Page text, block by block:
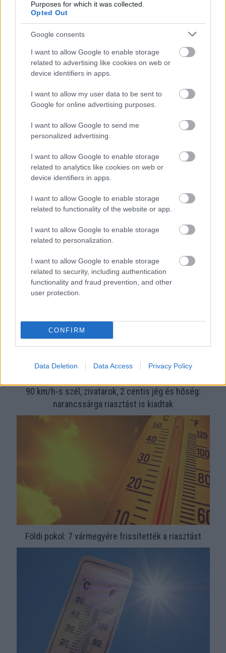
Purposes for which it was collected.
Opted Out
Google consents
I want to allow Google to enable storage
related to advertising like cookies on web or
device identifiers in apps.
I want to allow my user data to be sent to
Google for online advertising purposes.
I want to allow Google to send me
personalized advertising.
I want to allow Google to enable storage
related to analytics like cookies on web or
device identifiers in apps.
I want to allow Google to enable storage
related to functionality of the website or app.
I want to allow Google to enable storage
related to personalization.
I want to allow Google to enable storage
related to security, including authentication
functionality and fraud prevention, and other
user protection.
CONFIRM
Data Deletion Data Access Privacy Policy
Tilos így használni a klímát 35 fok felett: óriási hibát
követsz el, ha mégis így teszel
Zivatarok és meleg: 4 vármegyére adtak ki riasztást
90 km/h-s szél, zivatarok, 2 centis jég és hőség:
narancssárga riasztást is kiadtak
Földi pokol: 7 vármegyére frissítették a riasztást